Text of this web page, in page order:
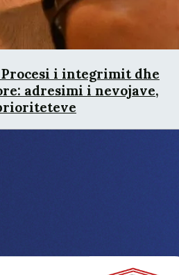
i integrimit dhe
adresimi i nevojave,